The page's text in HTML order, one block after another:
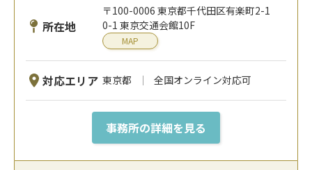
所在地
〒100-0006 東京都千代田区有楽町2-1
0-1 東京交通会館10F
MAP
対応エリア 東京都 全国オンライン対応可
事務所の詳細を見る